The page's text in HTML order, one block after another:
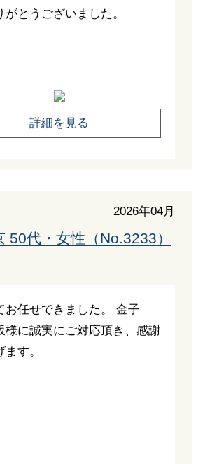
がとうございました。
詳細を見る
2026年04月
50代・女性（No.3233）
お任せできました。 金子
様に誠実にご対応頂き、感謝
す。